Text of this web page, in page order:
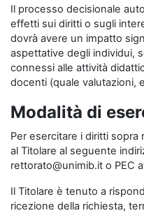
Il processo decisionale
effetti sui diritti o sugli
dovrà avere un impatto
aspettative degli individui,
connessi alle attività
docenti (quale valutazioni,
Modalità di
Per esercitare i diritti
al Titolare al seguente
rettorato@unimib.it o PEC
Il Titolare è tenuto a
ricezione della richiesta,